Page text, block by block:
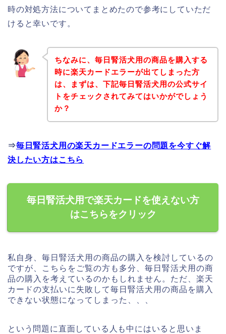
時の対処方法についてまとめたので参考にしていただ
けると幸いです。
ちなみに、毎日腎活犬用の商品を購入する
時に楽天カードエラーが出てしまった方
は、まずは、下記毎日腎活犬用の公式サイ
トをチェックされてみてはいかがでしょう
か？
⇒毎日腎活犬用の楽天カードエラーの問題を今すぐ解
決したい方はこちら
毎日腎活犬用で楽天カードを使えない方
はこちらをクリック
私自身、毎日腎活犬用の商品の購入を検討しているの
ですが、こちらをご覧の方も多分、毎日腎活犬用の商
品の購入を考えているのかもしれません。ただ、楽天
カードの支払いに失敗して毎日腎活犬用の商品を購入
できない状態になってしまった、、、
という問題に直面している人も中にはいると思いま